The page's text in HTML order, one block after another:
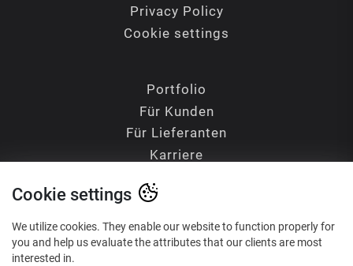
Privacy Policy
Cookie settings
Portfolio
Für Kunden
Für Lieferanten
Karriere
Glossary of Terms
Cookie settings
We utilize cookies. They enable our website to function properly for
you and help us evaluate the attributes that our clients are most
interested in.